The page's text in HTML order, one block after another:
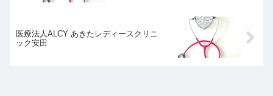
医療法人ALCY あきたレディースクリニ
ック安田